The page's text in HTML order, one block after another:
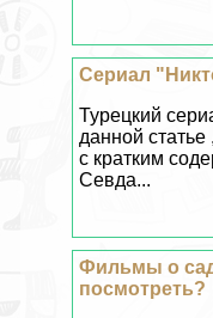
Сериал
Турецкий
данной
с кратким
Севда...
Фильмы о
посмотреть?